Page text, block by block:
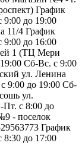
График
до 19:00
11/4 График
до 16:00
1 (ТЦ Мери
Сб-Вс. с 9:00
ул. Ленина
9:00 до 19:00 Сб-
ул.
с 8:00 до
- поселок
График
до 17:00